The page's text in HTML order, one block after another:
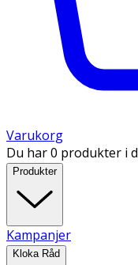
Varukorg
Du har 0 produkter i
Produkter
Kampanjer
Kloka Råd